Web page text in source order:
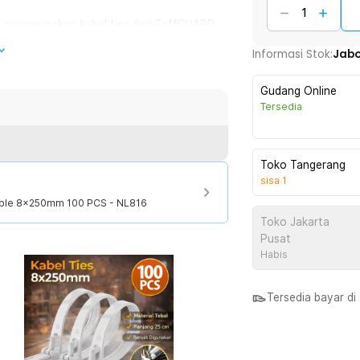
benda, kabel, dan kawat listrik. Memiliki
benda dalam jumlah banyak.
elektronik yang tidak rapi. Biasanya
tanaman, membungkus makanan,
rusak.
tahan api sehingga tidak mudah
kabel ties sangat awet untuk
8x250mm 100 PCS - NL816
Informasi Stok:
Gudang Online
Tersedia
Toko Tangerang
sisa 1
Toko Jakarta
Pusat
Habis
Tersedia bayar